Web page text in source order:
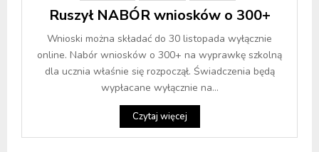
Ruszył NABÓR wniosków o 300+
Wnioski można składać do 30 listopada wyłącznie
online. Nabór wniosków o 300+ na wyprawkę szkolną
dla ucznia właśnie się rozpoczął. Świadczenia będą
wypłacane wyłącznie na...
Czytaj więcej